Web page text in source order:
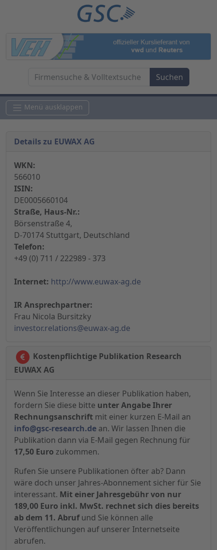
Menü ausklappen
Details zu EUWAX AG
WKN:
566010
ISIN:
DE0005660104
Straße, Haus-Nr.:
Börsenstraße 4,
D-70174 Stuttgart, Deutschland
Telefon:
+49 (0) 711 / 222989 - 373
Internet: http://www.euwax-ag.de
IR Ansprechpartner:
Frau Nicola Bursitzky
investor.relations@euwax-ag.de
Kostenpflichtige Publikation Research
EUWAX AG
Wenn Sie Interesse an dieser Publikation haben,
fordern Sie diese bitte unter Angabe Ihrer
Rechnungsanschrift mit einer kurzen E-Mail an
info@gsc-research.de an. Wir lassen Ihnen die
Publikation dann via E-Mail gegen Rechnung für
17,50 Euro zukommen.
Rufen Sie unsere Publikationen öfter ab? Dann
wäre doch unser Jahres-Abonnement sicher für Sie
interessant. Mit einer Jahresgebühr von nur
189,00 Euro inkl. MwSt. rechnet sich dies bereits
ab dem 11. Abrufund Sie können alle
Veröffentlichungen auf unserer Internetseite
abrufen.